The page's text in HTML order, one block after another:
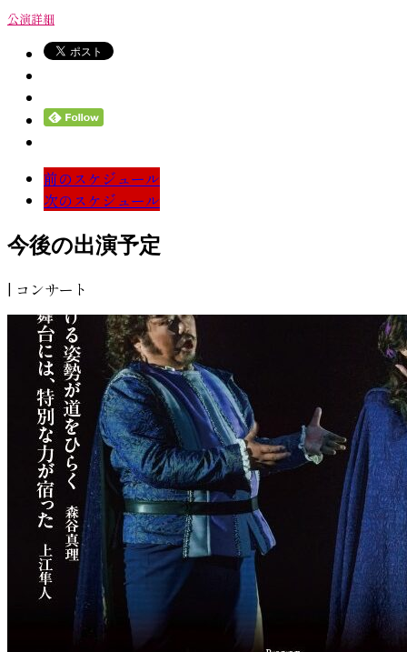
公演詳細
前のスケジュール
次のスケジュール
今後の出演予定
| コンサート